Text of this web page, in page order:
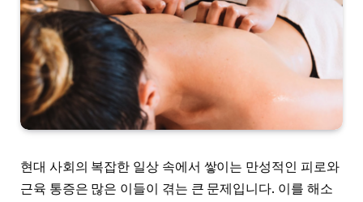
현대 사회의 복잡한 일상 속에서 쌓이는 만성적인 피로와
근육 통증은 많은 이들이 겪는 큰 문제입니다. 이를 해소